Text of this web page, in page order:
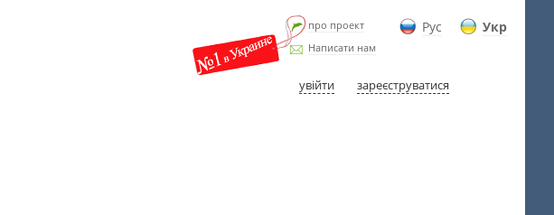
Рус Укр
про проект
Написати нам
увійти зареєструватися